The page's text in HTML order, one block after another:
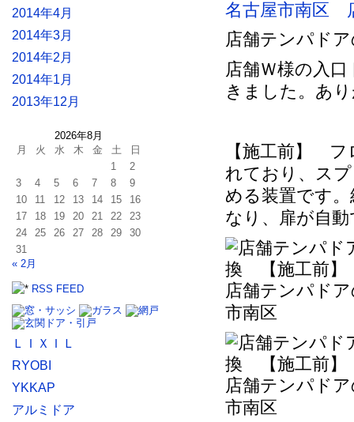
名古屋市南区
店舗テンパド
店舗Ｗ様の入
きました。あ
【施工前】 フ
れており、ス
める装置です
なり、扉が自
店舗テンパド
市南区
店舗テンパド
市南区
2014年4月
2014年3月
2014年2月
2014年1月
2013年12月
2026年8月
月
火 水 木 金 土
日
1
2
3
4 5 6 7 8
9
10
11 12 13 14 15
16
17
18 19 20 21 22
23
24
25 26 27 28 29
30
31
« 2月
RSS FEED
ＬＩＸＩＬ
RYOBI
YKKAP
アルミドア